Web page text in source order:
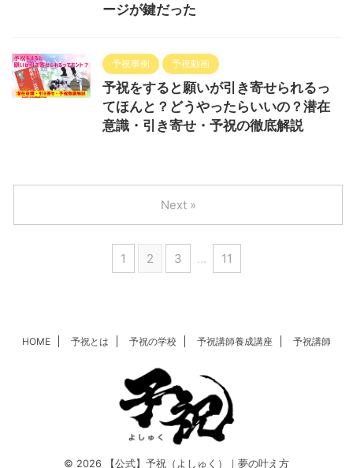
ージが鍵だった
予祝事例 予祝動画
予祝をすると願いが引き寄せられるっ
てほんと？どうやったらいいの？潜在
意識・引き寄せ・予祝の徹底解説
1 2 3 … 11
Next »
HOME 予祝とは 予祝の学校 予祝講師養成講座 予祝講師
© 2026 【公式】予祝（よしゅく）｜夢の叶え方